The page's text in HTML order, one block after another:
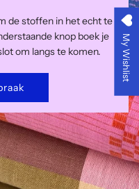
de stoffen in het echt te
knop boek je
om langs te komen.
My Wishlist